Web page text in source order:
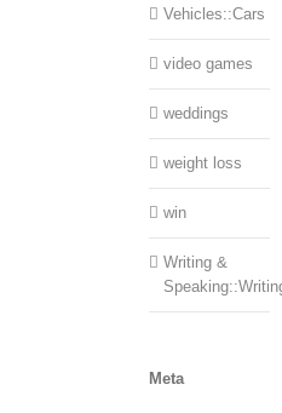
Vehicles::Cars
video games
weddings
weight loss
win
Writing &
Meta